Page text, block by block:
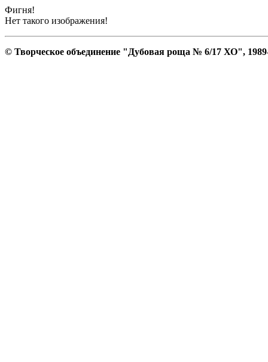
Фигня!
Нет такого изображения!
© Творческое объединение "Дубовая роща № 6/17 ХО",